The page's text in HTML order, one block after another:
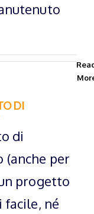
DI
di
(anche per
progetto
facile, né